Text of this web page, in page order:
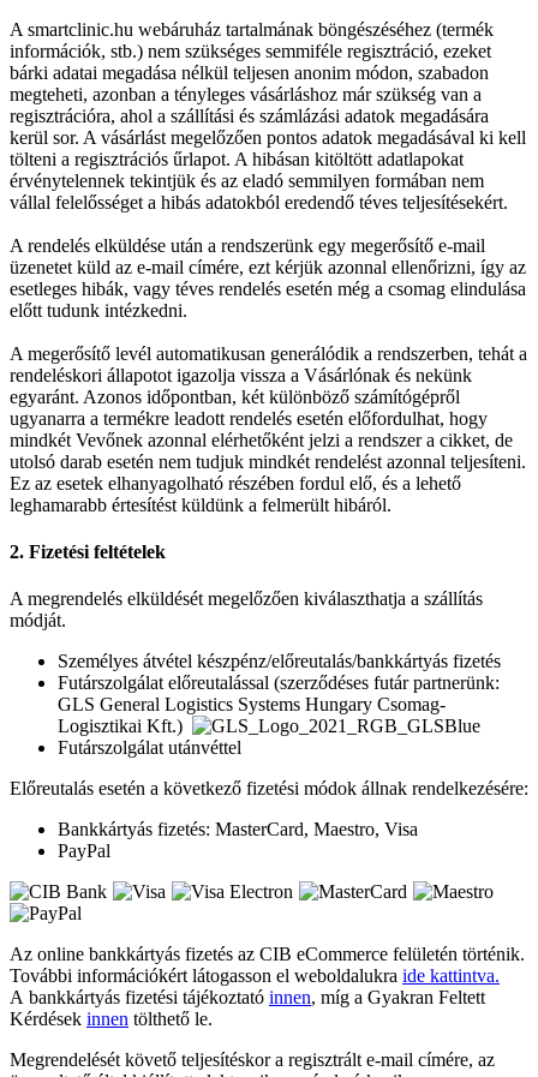
A smartclinic.hu webáruház tartalmának böngészéséhez (termék
információk, stb.) nem szükséges semmiféle regisztráció, ezeket
bárki adatai megadása nélkül teljesen anonim módon, szabadon
megteheti, azonban a tényleges vásárláshoz már szükség van a
regisztrációra, ahol a szállítási és számlázási adatok megadására
kerül sor. A vásárlást megelőzően pontos adatok megadásával ki kell
tölteni a regisztrációs űrlapot. A hibásan kitöltött adatlapokat
érvénytelennek tekintjük és az eladó semmilyen formában nem
vállal felelősséget a hibás adatokból eredendő téves teljesítésekért.
A rendelés elküldése után a rendszerünk egy megerősítő e-mail
üzenetet küld az e-mail címére, ezt kérjük azonnal ellenőrizni, így az
esetleges hibák, vagy téves rendelés esetén még a csomag elindulása
előtt tudunk intézkedni.
A megerősítő levél automatikusan generálódik a rendszerben, tehát a
rendeléskori állapotot igazolja vissza a Vásárlónak és nekünk
egyaránt. Azonos időpontban, két különböző számítógépről
ugyanarra a termékre leadott rendelés esetén előfordulhat, hogy
mindkét Vevőnek azonnal elérhetőként jelzi a rendszer a cikket, de
utolsó darab esetén nem tudjuk mindkét rendelést azonnal teljesíteni.
Ez az esetek elhanyagolható részében fordul elő, és a lehető
leghamarabb értesítést küldünk a felmerült hibáról.
2. Fizetési feltételek
A megrendelés elküldését megelőzően kiválaszthatja a szállítás
módját.
Személyes átvétel készpénz/előreutalás/bankkártyás fizetés
Futárszolgálat előreutalással (szerződéses futár partnerünk:
GLS General Logistics Systems Hungary Csomag-
Logisztikai Kft.)
Futárszolgálat utánvéttel
Előreutalás esetén a következő fizetési módok állnak rendelkezésére:
Bankkártyás fizetés: MasterCard, Maestro, Visa
PayPal
Az online bankkártyás fizetés az CIB eCommerce felületén történik.
További információkért látogasson el weboldalukra ide kattintva.
A bankkártyás fizetési tájékoztató innen, míg a Gyakran Feltett
Kérdések innen tölthető le.
Megrendelését követő teljesítéskor a regisztrált e-mail címére, az